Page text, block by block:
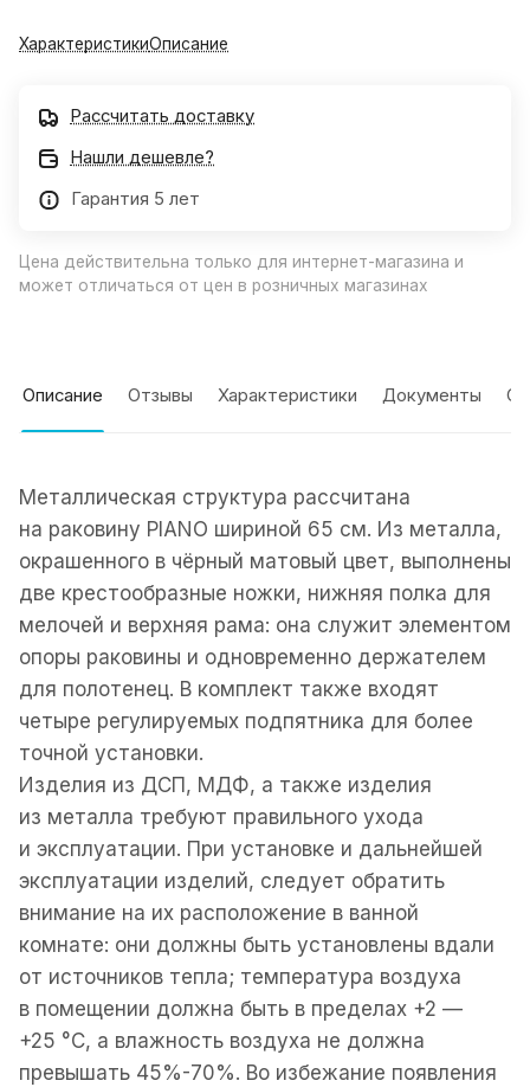
ХарактеристикиОписание
Рассчитать доставку
Нашли дешевле?
Гарантия 5 лет
Цена действительна только для интернет-магазина и
может отличаться от цен в розничных магазинах
Описание Отзывы Характеристики Документы
Металлическая структура рассчитана
на раковину PIANO шириной 65 см. Из металла,
окрашенного в чёрный матовый цвет, выполнены
две крестообразные ножки, нижняя полка для
мелочей и верхняя рама: она служит элементом
опоры раковины и одновременно держателем
для полотенец. В комплект также входят
четыре регулируемых подпятника для более
точной установки.
Изделия из ДСП, МДФ, а также изделия
из металла требуют правильного ухода
и эксплуатации. При установке и дальнейшей
эксплуатации изделий, следует обратить
внимание на их расположение в ванной
комнате: они должны быть установлены вдали
от источников тепла; температура воздуха
в помещении должна быть в пределах +2 —
+25 °С, а влажность воздуха не должна
превышать 45%-70%. Во избежание появления